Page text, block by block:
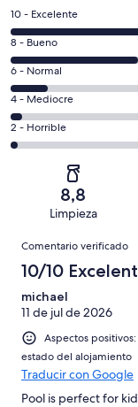
512
comentarios
de
un
total
de
1002
con
puntuación
10 - Excelente
337
comentarios
de
un
total
de
puntuación
8 - Bueno
101
comentarios
de
un
total
puntuación
Normal
6 - Normal
29
comentarios
de
una
puntuación
Mediocre
4 - Mediocre
23
comentarios
1002
una
puntuación
de
Horrible
2 - Horrible
8,8
Limpieza
Comentarios
Comentario verificado
10/10
michael
11 de jul de 2026
Aspectos
estado del alojamiento
Traducir con Google
Pool is perfect for